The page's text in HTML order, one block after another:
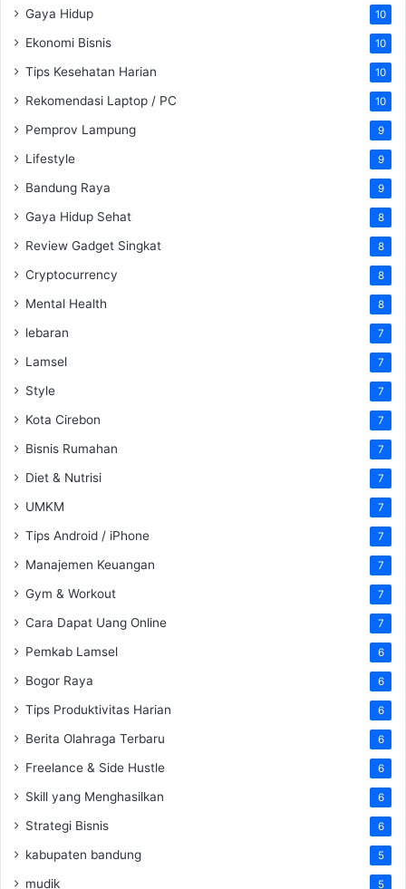
Gaya Hidup 10
Ekonomi Bisnis 10
Tips Kesehatan Harian 10
Rekomendasi Laptop / PC 10
Pemprov Lampung 9
Lifestyle 9
Bandung Raya 9
Gaya Hidup Sehat 8
Review Gadget Singkat 8
Cryptocurrency 8
Mental Health 8
lebaran 7
Lamsel 7
Style 7
Kota Cirebon 7
Bisnis Rumahan 7
Diet & Nutrisi 7
UMKM 7
Tips Android / iPhone 7
Manajemen Keuangan 7
Gym & Workout 7
Cara Dapat Uang Online 7
Pemkab Lamsel 6
Bogor Raya 6
Tips Produktivitas Harian 6
Berita Olahraga Terbaru 6
Freelance & Side Hustle 6
Skill yang Menghasilkan 6
Strategi Bisnis 6
kabupaten bandung 5
mudik 5